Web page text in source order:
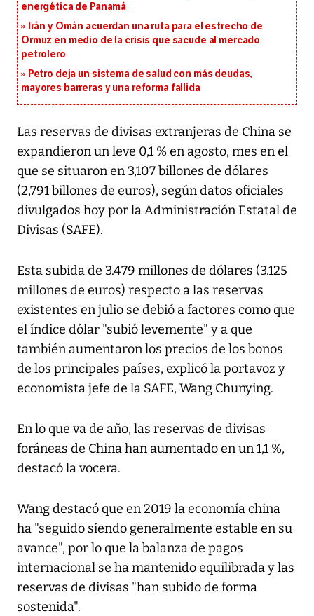
energética de Panamá
Irán y Omán acuerdan una ruta para el estrecho de
Ormuz en medio de la crisis que sacude al mercado
petrolero
Petro deja un sistema de salud con más deudas,
mayores barreras y una reforma fallida
Las reservas de divisas extranjeras de China se
expandieron un leve 0,1 % en agosto, mes en el
que se situaron en 3,107 billones de dólares
(2,791 billones de euros), según datos oficiales
divulgados hoy por la Administración Estatal de
Divisas (SAFE).
Esta subida de 3.479 millones de dólares (3.125
millones de euros) respecto a las reservas
existentes en julio se debió a factores como que
el índice dólar "subió levemente" y a que
también aumentaron los precios de los bonos
de los principales países, explicó la portavoz y
economista jefe de la SAFE, Wang Chunying.
En lo que va de año, las reservas de divisas
foráneas de China han aumentado en un 1,1 %,
destacó la vocera.
Wang destacó que en 2019 la economía china
ha "seguido siendo generalmente estable en su
avance", por lo que la balanza de pagos
internacional se ha mantenido equilibrada y las
reservas de divisas "han subido de forma
sostenida".